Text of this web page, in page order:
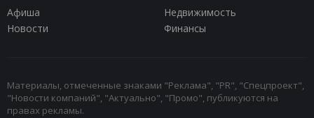
Афиша
Недвижимость
Новости
Финансы
Материалы, отмеченные знаками "Реклама", "PR", "Спецпроект",
"Новости компаний", "Актуально", "Промо", публикуются на
правах рекламы.